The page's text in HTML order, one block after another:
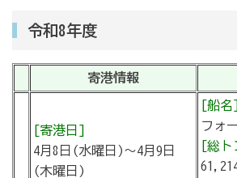
令和8年度
寄港情報
[寄港日]
4月8日(水曜日)～4月9日
(木曜日)
[船名]
フォ
[総ト